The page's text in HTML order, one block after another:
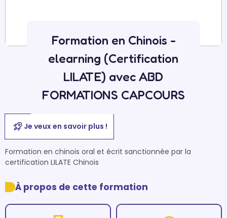
Formation en Chinois -
elearning (Certification
LILATE) avec ABD
FORMATIONS CAPCOURS
Je veux en savoir plus !
Formation en chinois oral et écrit sanctionnée par la
certification LILATE Chinois
À propos de cette formation